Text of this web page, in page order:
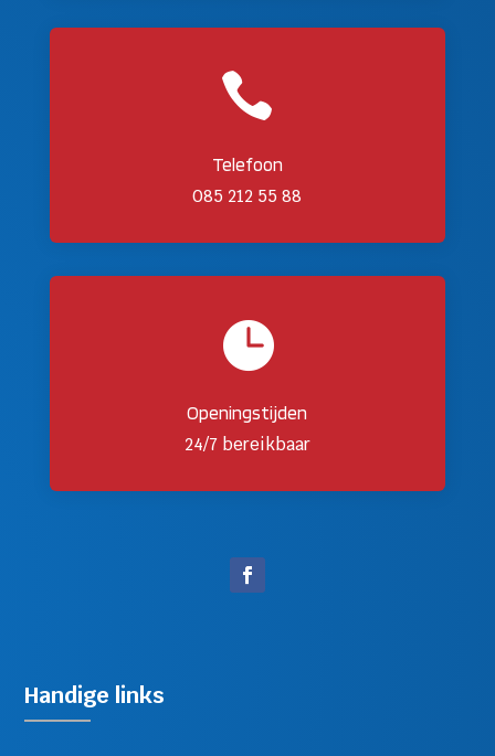

Telefoon
085 212 55 88

Openingstijden
24/7 bereikbaar
Handige links